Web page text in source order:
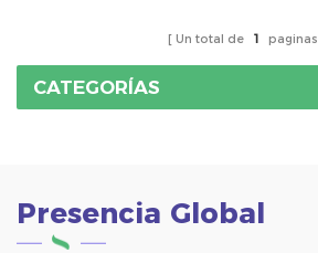
Un total de 1 paginas
CATEGORÍAS
Presencia Global